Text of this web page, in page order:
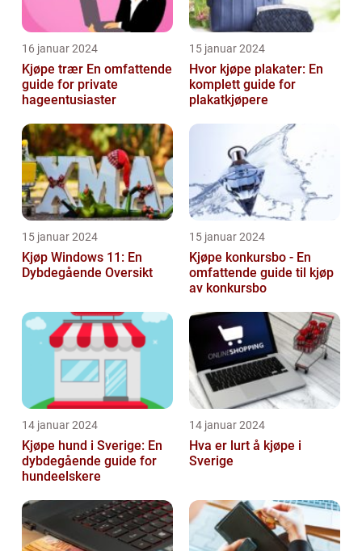
16 januar 2024
Kjøpe trær En omfattende
guide for private
hageentusiaster
15 januar 2024
Hvor kjøpe plakater: En
komplett guide for
plakatkjøpere
15 januar 2024
Kjøp Windows 11: En
Dybdegående Oversikt
15 januar 2024
Kjøpe konkursbo - En
omfattende guide til kjøp
av konkursbo
14 januar 2024
Kjøpe hund i Sverige: En
dybdegående guide for
hundeelskere
14 januar 2024
Hva er lurt å kjøpe i
Sverige